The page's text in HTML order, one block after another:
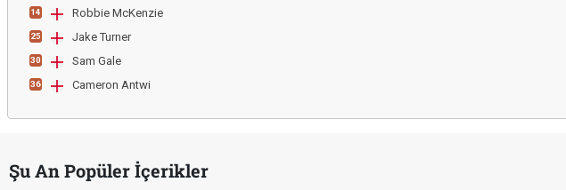
14 Robbie McKenzie
25 Jake Turner
30 Sam Gale
36 Cameron Antwi
Şu An Popüler İçerikler